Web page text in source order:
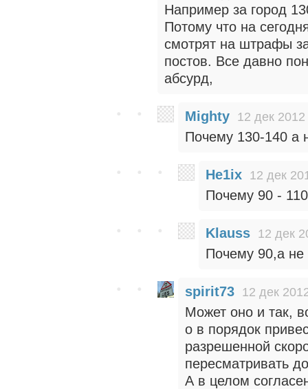
Например за город
Потому что на
смотрят на штрафы
постов. Все давно
абсурд,
Mighty 12 дек
Почему 130-140 а
He1ix 12 дек
Почему 90 -
Klauss 12 дек
Почему 90,а не
spirit73 12 дек
Может оно и так,
о в порядок
разрешенной
пересматривать
А в целом